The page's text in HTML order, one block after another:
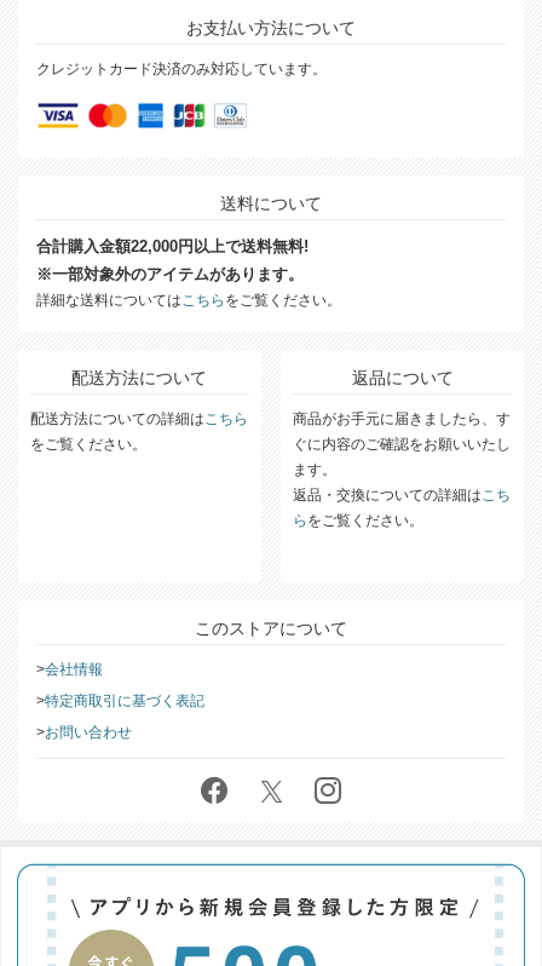
お支払い方法について
クレジットカード決済のみ対応しています。
送料について
合計購入金額22,000円以上で送料無料!
※一部対象外のアイテムがあります。
詳細な送料についてはこちら をご覧ください。
配送方法について
配送方法についての詳細はこちら
をご覧ください。
返品について
商品がお手元に届きましたら、す
ぐに内容のご確認をお願いいたし
ます。
返品・交換についての詳細はこち
ら をご覧ください。
このストアについて
会社情報
特定商取引に基づく表記
お問い合わせ